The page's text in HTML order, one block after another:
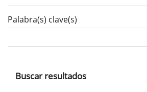
Palabra(s) clave(s)
Buscar resultados